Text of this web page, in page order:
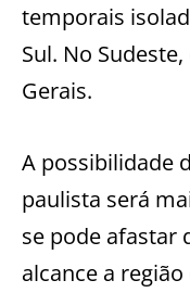
temporais
Sul. No
Gerais.
A possibilidade
paulista será
se pode afastar
alcance a